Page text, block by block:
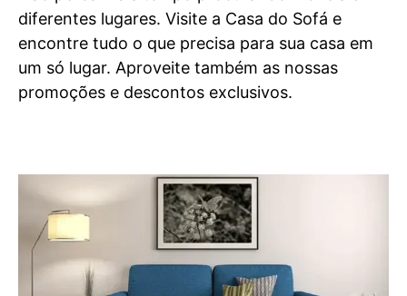
diferentes lugares. Visite a Casa do Sofá e
encontre tudo o que precisa para sua casa em
um só lugar. Aproveite também as nossas
promoções e descontos exclusivos.